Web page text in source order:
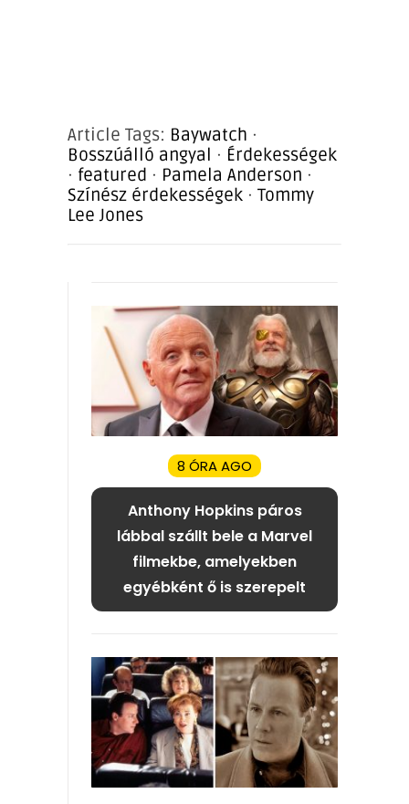
Article Tags: Baywatch ·
Bosszúálló angyal · Érdekességek
· featured · Pamela Anderson ·
Színész érdekességek · Tommy
Lee Jones
8 ÓRA AGO
Anthony Hopkins páros
lábbal szállt bele a Marvel
filmekbe, amelyekben
egyébként ő is szerepelt